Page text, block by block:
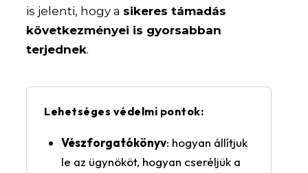
is jelenti, hogy a sikeres támadás
következményei is gyorsabban
terjednek.
Lehetséges védelmi pontok:
Vészforgatókönyv: hogyan állítjuk
le az ügynököt, hogyan cseréljük a